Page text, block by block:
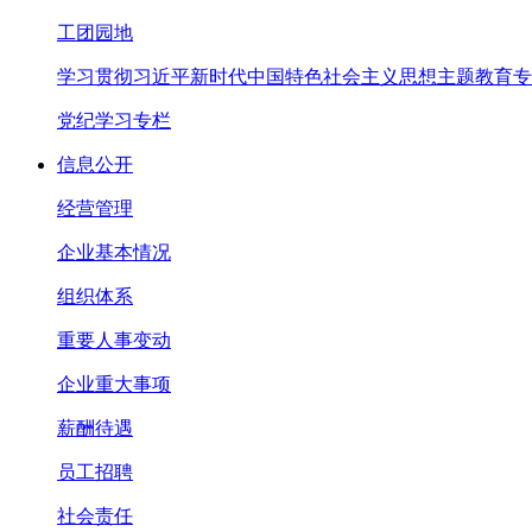
工团园地
学习贯彻习近平新时代中国特色社会主义思想主题教育
党纪学习专栏
信息公开
经营管理
企业基本情况
组织体系
重要人事变动
企业重大事项
薪酬待遇
员工招聘
社会责任